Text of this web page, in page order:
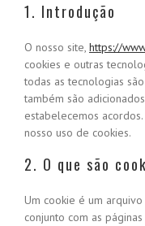
1. Introdução
O nosso site, https://
cookies e outras
todas as tecnologias
também são
estabelecemos
nosso uso de cookies.
2. O que são
Um cookie é um
conjunto com as